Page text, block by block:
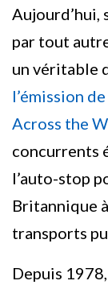
Aujourd’hui,
par tout
un véritable
l’émission
Across the
concurrents
l’auto-stop
Britannique
transports
Depuis